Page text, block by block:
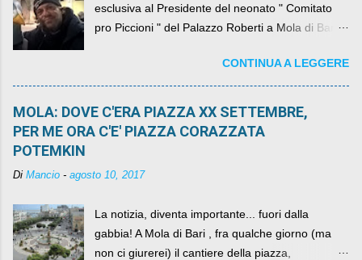
esclusiva al Presidente del neonato " Comitato
pro Piccioni " del Palazzo Roberti a Mola di Bari ,
come definirlo... signor?....CONTINUA A LEGGERE
MOLA: DOVE C'ERA PIAZZA XX SETTEMBRE,
PER ME ORA C'E' PIAZZA CORAZZATA
POTEMKIN
Di Mancio - agosto 10, 2017
La notizia, diventa importante... fuori dalla
gabbia! A Mola di Bari , fra qualche giorno (ma
non ci giurerei) il cantiere della piazza,